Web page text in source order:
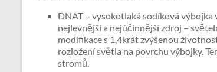
DNAT – vysokotlaká sodíková výbojka
nejlevnější a nejúčinnější zdroj –
modifikace s 1,4krát zvýšenou
rozložení světla na povrchu výbojky.
stromů.